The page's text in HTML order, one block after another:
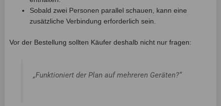
Sobald zwei Personen parallel schauen, kann eine
zusätzliche Verbindung erforderlich sein.
Vor der Bestellung sollten Käufer deshalb nicht nur fragen:
„Funktioniert der Plan auf mehreren Geräten?“